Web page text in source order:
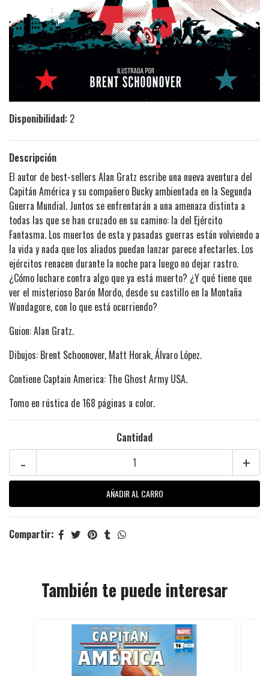
Disponibilidad: 2
Descripción
El autor de best-sellers Alan Gratz escribe una nueva aventura del
Capitán América y su compañero Bucky ambientada en la Segunda
Guerra Mundial. Juntos se enfrentarán a una amenaza distinta a
todas las que se han cruzado en su camino: la del Ejército
Fantasma. Los muertos de esta y pasadas guerras están volviendo a
la vida y nada que los aliados puedan lanzar parece afectarles. Los
ejércitos renacen durante la noche para luego no dejar rastro.
¿Cómo luchare contra algo que ya está muerto? ¿Y qué tiene que
ver el misterioso Barón Mordo, desde su castillo en la Montaña
Wundagore, con lo que está ocurriendo?
Guion: Alan Gratz.
Dibujos: Brent Schoonover, Matt Horak, Álvaro López.
Contiene Captain America: The Ghost Army USA.
Tomo en rústica de 168 páginas a color.
Cantidad
+
-
Compartir:
También te puede interesar